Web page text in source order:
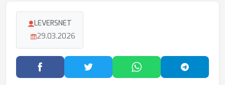
LEVERSNET
29.03.2026
Facebook'ta PaylaşTwitter'da PaylaşWhatsApp'ta Paylaş